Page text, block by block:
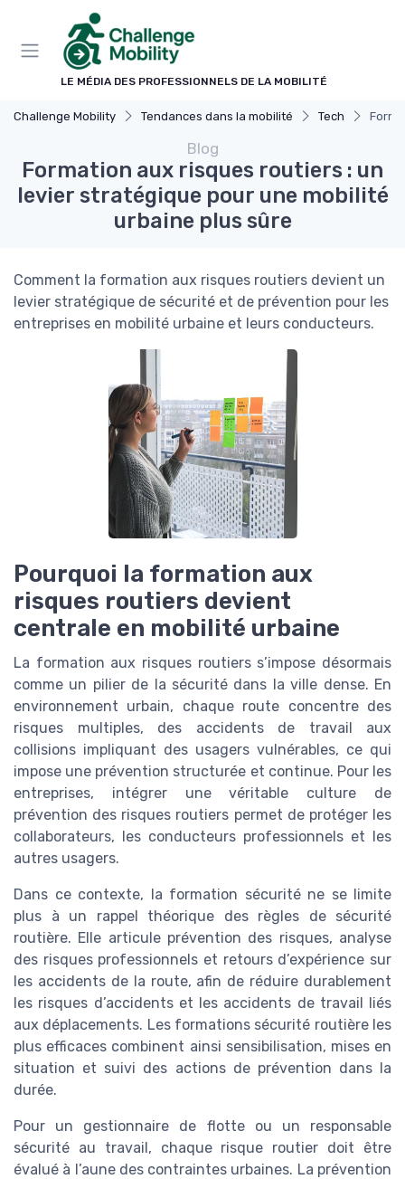
LE MÉDIA DES PROFESSIONNELS DE LA MOBILITÉ
Challenge Mobility Tendances dans la mobilité Tech
Blog
Formation aux risques routiers : un
levier stratégique pour une mobilité
urbaine plus sûre
Comment la formation aux risques routiers devient un
levier stratégique de sécurité et de prévention pour les
entreprises en mobilité urbaine et leurs conducteurs.
Pourquoi la formation aux
risques routiers devient
centrale en mobilité urbaine
La formation aux risques routiers s’impose désormais
comme un pilier de la sécurité dans la ville dense. En
environnement urbain, chaque route concentre des
risques multiples, des accidents de travail aux
collisions impliquant des usagers vulnérables, ce qui
impose une prévention structurée et continue. Pour les
entreprises, intégrer une véritable culture de
prévention des risques routiers permet de protéger les
collaborateurs, les conducteurs professionnels et les
autres usagers.
Dans ce contexte, la formation sécurité ne se limite
plus à un rappel théorique des règles de sécurité
routière. Elle articule prévention des risques, analyse
des risques professionnels et retours d’expérience sur
les accidents de la route, afin de réduire durablement
les risques d’accidents et les accidents de travail liés
aux déplacements. Les formations sécurité routière les
plus efficaces combinent ainsi sensibilisation, mises en
situation et suivi des actions de prévention dans la
durée.
Pour un gestionnaire de flotte ou un responsable
sécurité au travail, chaque risque routier doit être
évalué à l’aune des contraintes urbaines. La prévention
Panneau de gestion des cookies